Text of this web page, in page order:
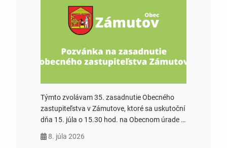
Týmto zvolávam 35. zasadnutie Obecného
zastupiteľstva v Zámutove, ktoré sa uskutoční
dňa 15. júla o 15.30 hod. na Obecnom úrade v
rokovania 2. Schválenie návrhovej komisie a
8. júla 2026